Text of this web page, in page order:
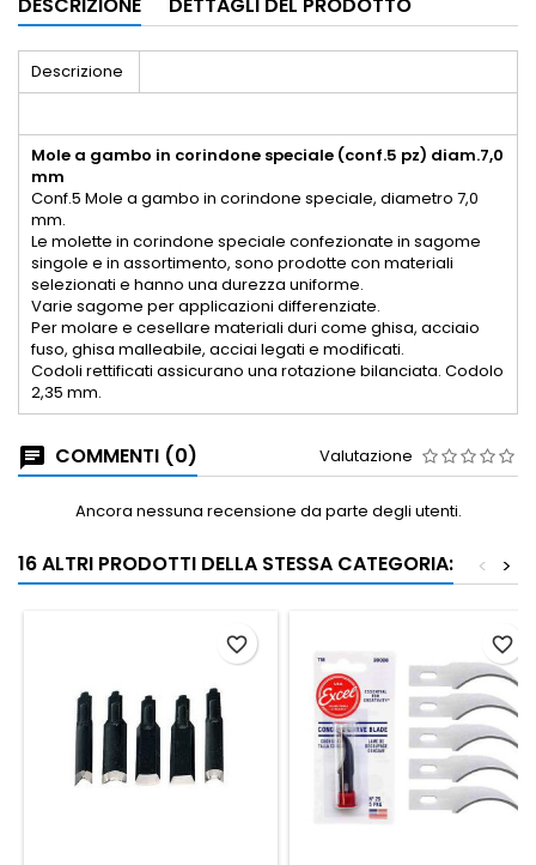
DESCRIZIONE DETTAGLI DEL PRODOTTO
Descrizione
Mole a gambo in corindone speciale (conf.5 pz) diam.7,0
mm
Conf.5 Mole a gambo in corindone speciale, diametro 7,0
mm.
Le molette in corindone speciale confezionate in sagome
singole e in assortimento, sono prodotte con materiali
selezionati e hanno una durezza uniforme.
Varie sagome per applicazioni differenziate.
Per molare e cesellare materiali duri come ghisa, acciaio
fuso, ghisa malleabile, acciai legati e modificati.
Codoli rettificati assicurano una rotazione bilanciata. Codolo
2,35 mm.
COMMENTI (0) Valutazione
Ancora nessuna recensione da parte degli utenti.
16 ALTRI PRODOTTI DELLA STESSA CATEGORIA: >
<
favorite_border favorite_border